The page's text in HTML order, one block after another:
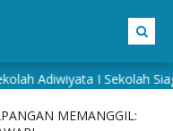
I Sekolah Siaga
MEMANGGIL: